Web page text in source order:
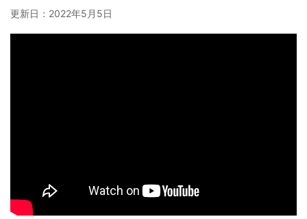
更新日： 2022年5月5日